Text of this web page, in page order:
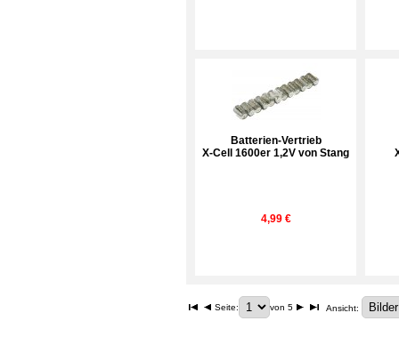
Batterien-Vertrieb
X-Cell 1600er 1,2V von Stang
4,99 €
Seite: von 5 Ansicht: